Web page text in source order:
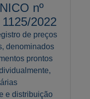
nº
2022
de preços
denominados
prontos
e distribuição